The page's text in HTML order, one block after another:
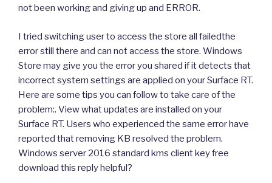
not been working and giving up and ERROR.
I tried switching user to access the store all failedthe
error still there and can not access the store. Windows
Store may give you the error you shared if it detects that
incorrect system settings are applied on your Surface RT.
Here are some tips you can follow to take care of the
problem:. View what updates are installed on your
Surface RT. Users who experienced the same error have
reported that removing KB resolved the problem.
Windows server 2016 standard kms client key free
download this reply helpful?